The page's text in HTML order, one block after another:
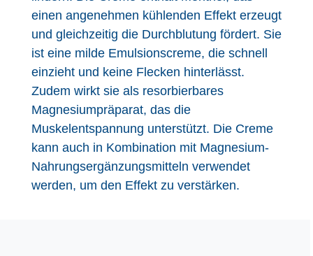
einen angenehmen kühlenden Effekt erzeugt
und gleichzeitig die Durchblutung fördert. Sie
ist eine milde Emulsionscreme, die schnell
einzieht und keine Flecken hinterlässt.
Zudem wirkt sie als resorbierbares
Magnesiumpräparat, das die
Muskelentspannung unterstützt. Die Creme
kann auch in Kombination mit Magnesium-
Nahrungsergänzungsmitteln verwendet
werden, um den Effekt zu verstärken.